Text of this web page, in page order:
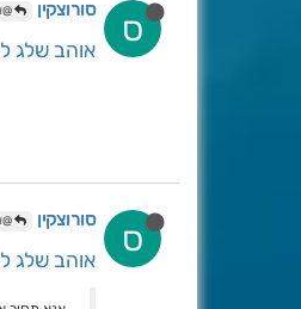
ס סורוצקין
אוהב שלג
ס סורוצקין
אוהב שלג